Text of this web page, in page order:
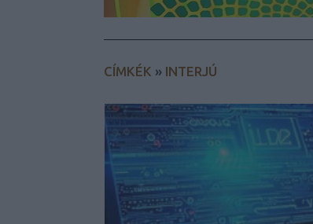
CÍMKÉK » INTERJÚ